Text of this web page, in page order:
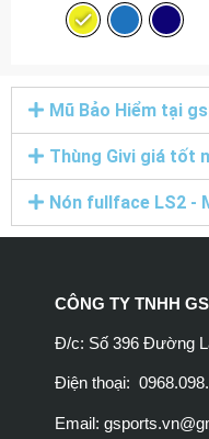
Mũ Bảo Hiểm tại
Thùng Givi giá tốt
Nón fullface LS2 -
CÔNG TY TNHH
Đ/c: Số 396 Đường
Điện thoại:
Email: